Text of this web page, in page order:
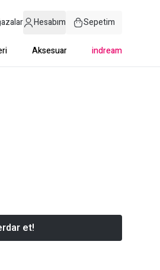
Hesabım Sepetim
Aksesuar indream
et!